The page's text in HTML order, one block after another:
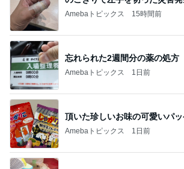
Amebaトピックス 15時間前
忘れられた2週間分の薬の処方
Amebaトピックス 1日前
頂いた珍しいお味の可愛いパ
Amebaトピックス 1日前